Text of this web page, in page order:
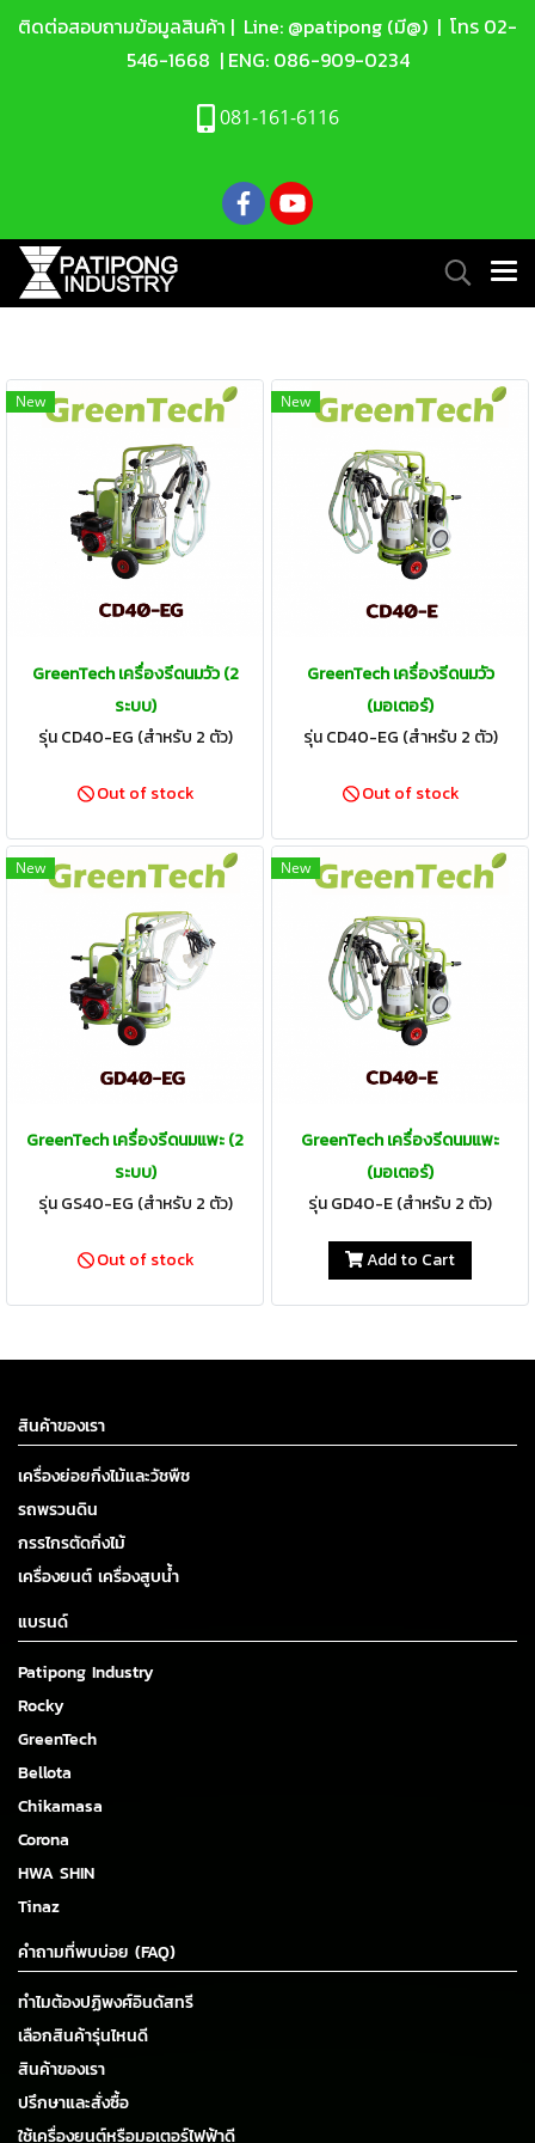
ติดต่อสอบถามข้อมูลสินค้า | Line: @patipong (มี@) | โทร 02-
546-1668 | ENG: 086-909-0234
081-161-6116
New
GreenTech เครื่องรีดนมวัว (2
ระบบ)
รุ่น CD40-EG (สำหรับ 2 ตัว)
Out of stock
New
GreenTech เครื่องรีดนมวัว
(มอเตอร์)
รุ่น CD40-EG (สำหรับ 2 ตัว)
Out of stock
New
GreenTech เครื่องรีดนมแพะ (2
ระบบ)
รุ่น GS40-EG (สำหรับ 2 ตัว)
Out of stock
New
GreenTech เครื่องรีดนมแพะ
(มอเตอร์)
รุ่น GD40-E (สำหรับ 2 ตัว)
Add to Cart
สินค้าของเรา
เครื่องย่อยกิ่งไม้และวัชพืช
รถพรวนดิน
กรรไกรตัดกิ่งไม้
เครื่องยนต์ เครื่องสูบน้ำ
แบรนด์
Patipong Industry
Rocky
GreenTech
Bellota
Chikamasa
Corona
HWA SHIN
Tinaz
คำถามที่พบบ่อย (FAQ)
ทำไมต้องปฏิพงศ์อินดัสทรี
เลือกสินค้ารุ่นไหนดี
สินค้าของเรา
ปรึกษาและสั่งซื้อ
ใช้เครื่องยนต์หรือมอเตอร์ไฟฟ้าดี